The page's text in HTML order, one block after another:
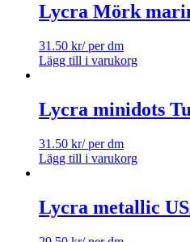
Lycra Mörk
31.50 kr/ per dm
Lägg till i varukorg
Lycra minidots
31.50 kr/ per dm
Lägg till i varukorg
Lycra metallic